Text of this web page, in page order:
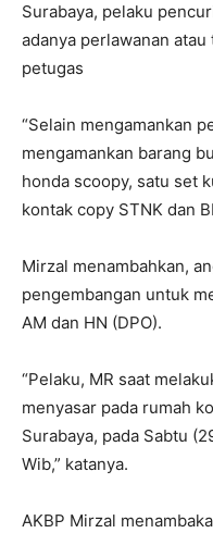
Surabaya, pelaku
adanya perlawanan
petugas
“Selain mengamankan
mengamankan barang
honda scoopy, satu set
kontak copy STNK dan
Mirzal menambahkan,
pengembangan untuk
AM dan HN (DPO).
“Pelaku, MR saat
menyasar pada rumah
Surabaya, pada Sabtu
Wib,” katanya.
AKBP Mirzal